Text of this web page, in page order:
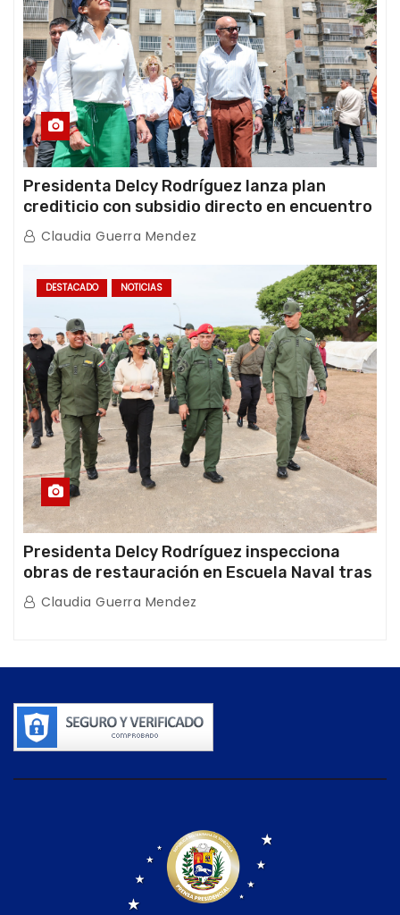
Presidenta Delcy Rodríguez lanza plan
crediticio con subsidio directo en encuentro
con Juntas de Condominio
Claudia Guerra Mendez
DESTACADO NOTICIAS
Presidenta Delcy Rodríguez inspecciona
obras de restauración en Escuela Naval tras
afectaciones sísmicas en La Guaira
Claudia Guerra Mendez